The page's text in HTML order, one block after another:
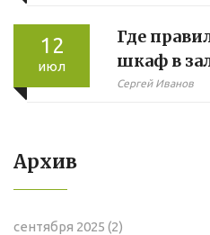
12
июл
Где
шкаф в
для
Сергей Иванов
Архив
сентября 2025 (2)